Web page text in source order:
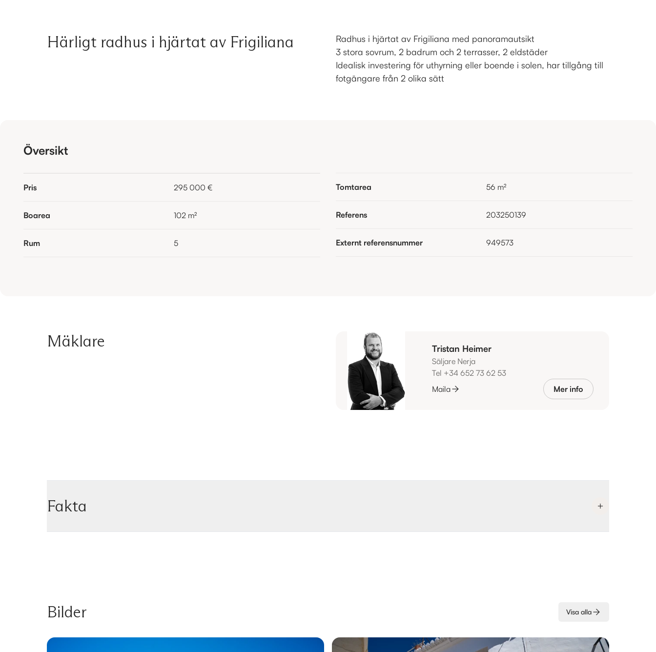
Härligt radhus i hjärtat av Frigiliana
Radhus i hjärtat av Frigiliana med panoramautsikt
3 stora sovrum, 2 badrum och 2 terrasser, 2 eldstäder
Idealisk investering för uthyrning eller boende i solen, har tillgång till
fotgängare från 2 olika sätt
Översikt
Pris 295 000 €
Boarea 102 m²
Rum 5
Tomtarea 56 m²
Referens 203250139
Externt referensnummer 949573
Mäklare Tristan Heimer
Säljare Nerja
Tel +34 652 73 62 53
Maila
Mer info
Fakta
Bilder Visa alla